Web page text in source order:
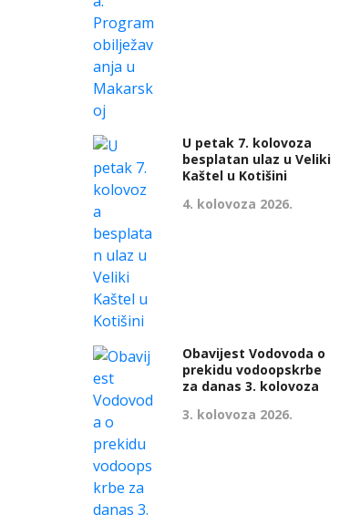
U petak 7. kolovoza
besplatan ulaz u Veliki
Kaštel u Kotišini
4. kolovoza 2026.
Obavijest Vodovoda o
prekidu vodoopskrbe
za danas 3. kolovoza
3. kolovoza 2026.